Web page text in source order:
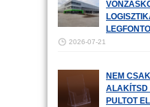
2026-07-21
NEM
ALAKÍTSD
PULTOT